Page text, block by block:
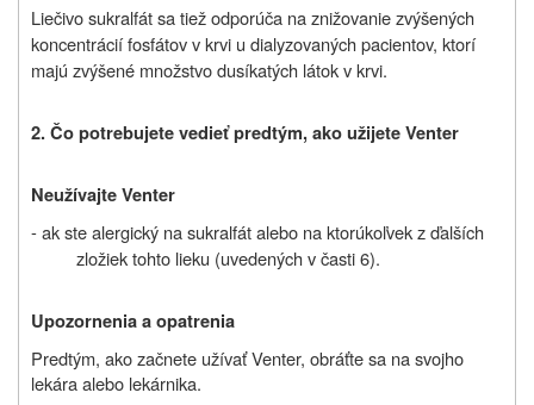
Liečivo sukralfát sa tiež odporúča na znižovanie zvýšených
koncentrácií fosfátov v krvi u dialyzovaných pacientov, ktorí
majú zvýšené množstvo dusíkatých látok v krvi.
2. Čo potrebujete vedieť predtým, ako užijete Venter
Neužívajte Venter
- ak ste alergický na sukralfát alebo na ktorúkoľvek z ďalších
zložiek tohto lieku (uvedených v časti 6).
Upozornenia a opatrenia
Predtým, ako začnete užívať Venter, obráťte sa na svojho
lekára alebo lekárnika.